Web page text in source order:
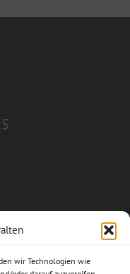
wir Technologien wie